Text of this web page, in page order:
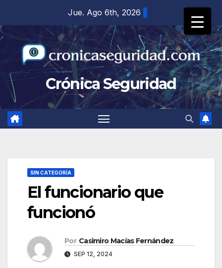
contenido
Jue. Ago 6th, 2026
Crónica Seguridad
SIN CATEGORÍA
El funcionario que
funcionó
Por Casimiro Macías Fernández
SEP 12, 2024